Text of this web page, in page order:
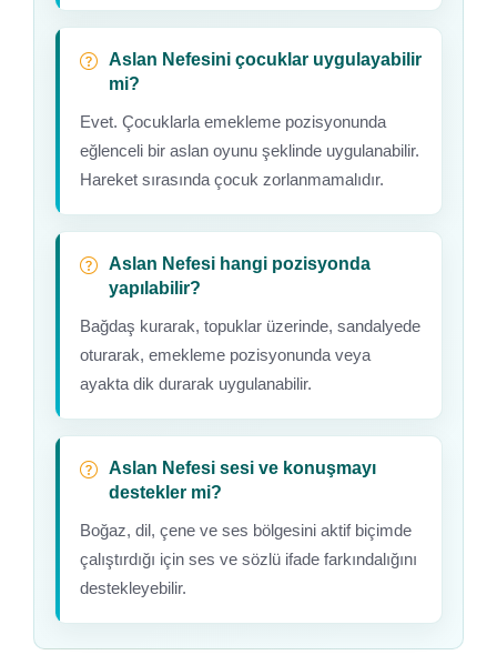
Aslan Nefesini çocuklar uygulayabilir
mi?
Evet. Çocuklarla emekleme pozisyonunda
eğlenceli bir aslan oyunu şeklinde uygulanabilir.
Hareket sırasında çocuk zorlanmamalıdır.
Aslan Nefesi hangi pozisyonda
yapılabilir?
Bağdaş kurarak, topuklar üzerinde, sandalyede
oturarak, emekleme pozisyonunda veya
ayakta dik durarak uygulanabilir.
Aslan Nefesi sesi ve konuşmayı
destekler mi?
Boğaz, dil, çene ve ses bölgesini aktif biçimde
çalıştırdığı için ses ve sözlü ifade farkındalığını
destekleyebilir.